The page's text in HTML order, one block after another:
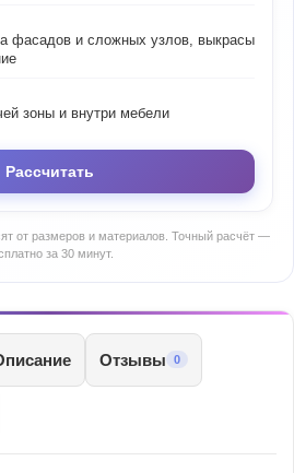
фасадов и сложных узлов, выкрасы
зоны и внутри мебели
Рассчитать
от размеров и материалов. Точный расчёт —
за 30 минут.
Отзывы 0